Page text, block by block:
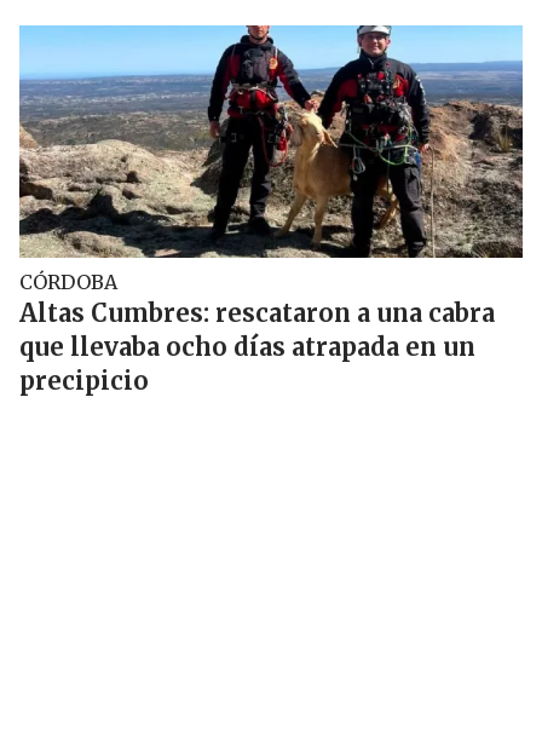
CÓRDOBA
Altas Cumbres: rescataron a una cabra
que llevaba ocho días atrapada en un
precipicio